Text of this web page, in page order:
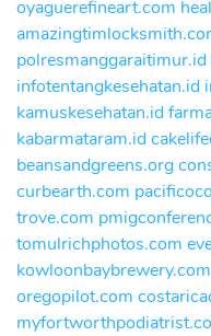
oyaguerefineart.com
polresmanggaraitimur.id
infotentangkesehatan.id
kamuskesehatan.id
kabarmataram.id
beansandgreens.org
curbearth.com
trove.com
tomulrichphotos.com
kowloonbaybrewery.com
oregopilot.com